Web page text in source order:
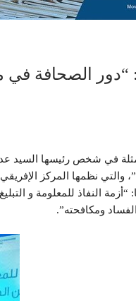
الصحافة في
هيئة النفاذ إلى المعلومة اليوم 10 نوفمبر 2022
نظمها المركز
النفاذ للمعلومة و
ومكافحته”.